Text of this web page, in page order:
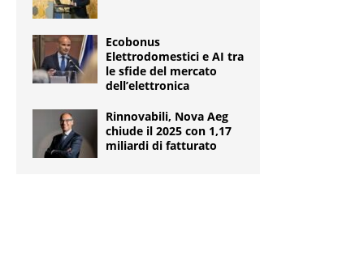
Ecobonus
Elettrodomestici e AI tra
le sfide del mercato
dell’elettronica
Rinnovabili, Nova Aeg
chiude il 2025 con 1,17
miliardi di fatturato